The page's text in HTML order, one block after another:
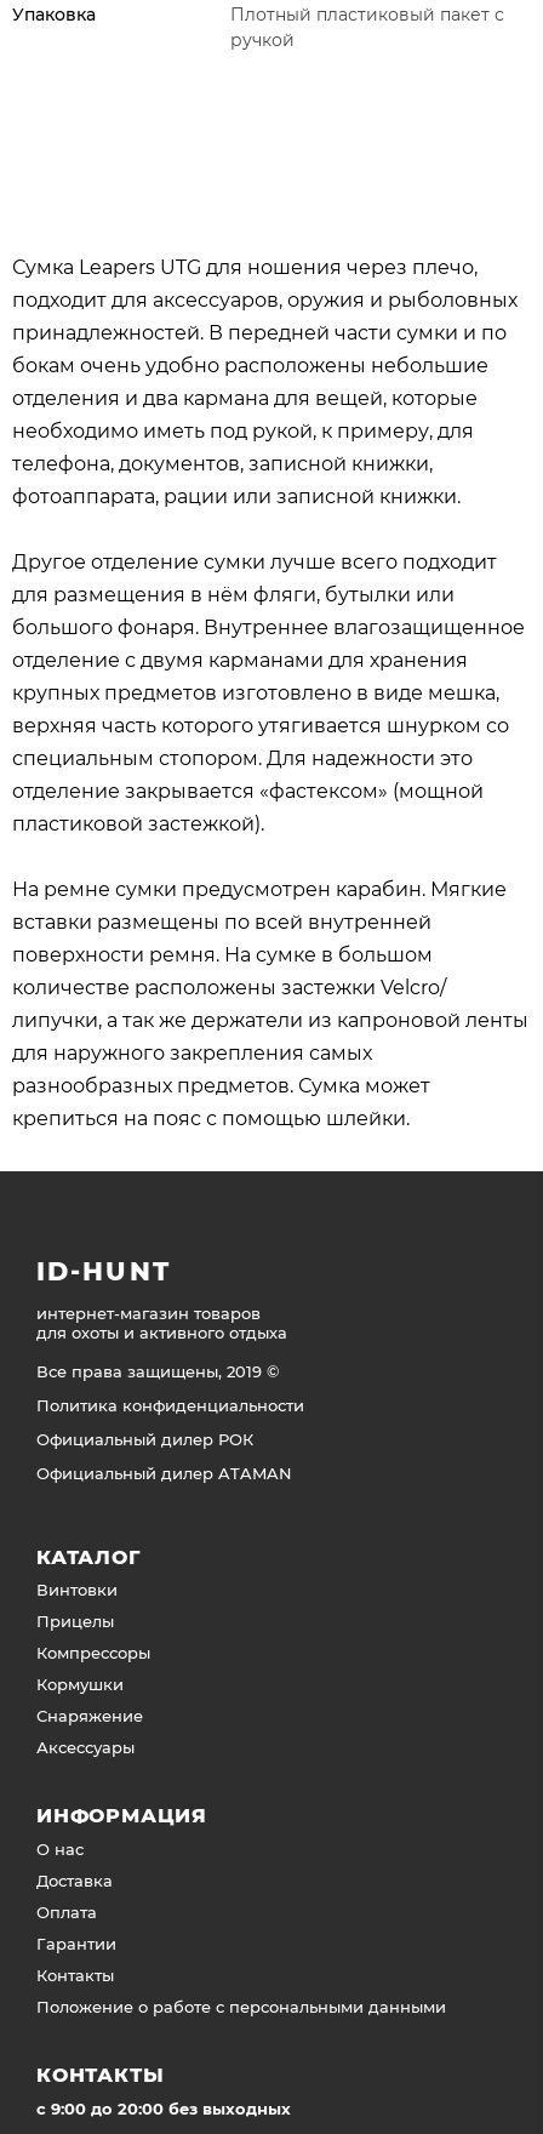
Упаковка
Плотный пластиковый пакет с
ручкой
Сумка Leapers UTG для ношения через плечо,
подходит для аксессуаров, оружия и рыболовных
принадлежностей. В передней части сумки и по
бокам очень удобно расположены небольшие
отделения и два кармана для вещей, которые
необходимо иметь под рукой, к примеру, для
телефона, документов, записной книжки,
фотоаппарата, рации или записной книжки.
Другое отделение сумки лучше всего подходит
для размещения в нём фляги, бутылки или
большого фонаря. Внутреннее влагозащищенное
отделение с двумя карманами для хранения
крупных предметов изготовлено в виде мешка,
верхняя часть которого утягивается шнурком со
специальным стопором. Для надежности это
отделение закрывается «фастексом» (мощной
пластиковой застежкой).
На ремне сумки предусмотрен карабин. Мягкие
вставки размещены по всей внутренней
поверхности ремня. На сумке в большом
количестве расположены застежки Velcro/
липучки, а так же держатели из капроновой ленты
для наружного закрепления самых
разнообразных предметов. Сумка может
крепиться на пояс с помощью шлейки.
ID-HUNT
интернет-магазин товаров
для охоты и активного отдыха
Все права защищены, 2019 ©
Политика конфиденциальности
Официальный дилер РОК
Официальный дилер ATAMAN
КАТАЛОГ
Винтовки
Прицелы
Компрессоры
Кормушки
Снаряжение
Аксессуары
ИНФОРМАЦИЯ
О нас
Доставка
Оплата
Гарантии
Контакты
Положение о работе с персональными данными
КОНТАКТЫ
c 9:00 до 20:00 без выходных